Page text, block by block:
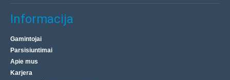
Informacija
Gamintojai
Parsisiuntimai
Apie mus
Karjera